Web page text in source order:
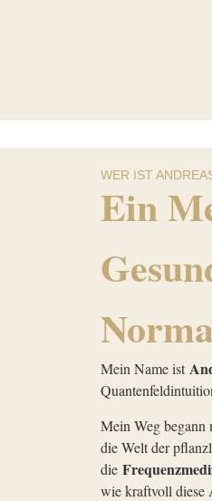
WER IST
Ein
Mein Name ist
Mein Weg begann
die Welt der
die
wie kraftvoll diese